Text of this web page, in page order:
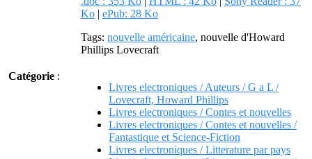
Ko | ePub: 28 Ko
Tags: nouvelle américaine, nouvelle d'Howard
Phillips Lovecraft
Catégorie :
Livres electroniques / Auteurs / G a L /
Lovecraft, Howard Phillips
Livres electroniques / Contes et nouvelles
Livres electroniques / Contes et nouvelles /
Fantastique et Science-Fiction
Livres electroniques / Litterature par pays